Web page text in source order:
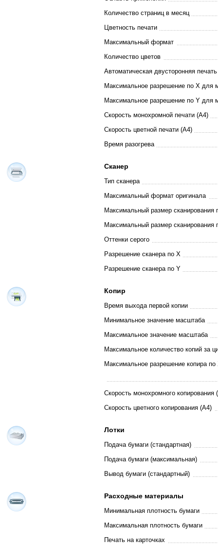
Количество страниц в месяц
Цветность печати
Максимальный формат
Количество цветов
Автоматическая двусторонняя печать
Максимальное разрешение по X для
Максимальное разрешение по Y для
Скорость монохромной печати (A4)
Скорость цветной печати (A4)
Время разогрева
Сканер
Тип сканера
Максимальный формат оригинала
Максимальный размер сканирования
Максимальный размер сканирования
Оттенки серого
Разрешение сканера по Х
Разрешение сканера по Y
Копир
Время выхода первой копии
Минимальное значение масштаба
Максимальное значение масштаба
Максимальное количество копий за
Максимальное разрешение копира
Скорость монохромного копирования
Скорость цветного копирования (A4)
Лотки
Подача бумаги (стандартная)
Подача бумаги (максимальная)
Вывод бумаги (стандартный)
Расходные материалы
Минимальная плотность бумаги
Максимальная плотность бумаги
Печать на карточках